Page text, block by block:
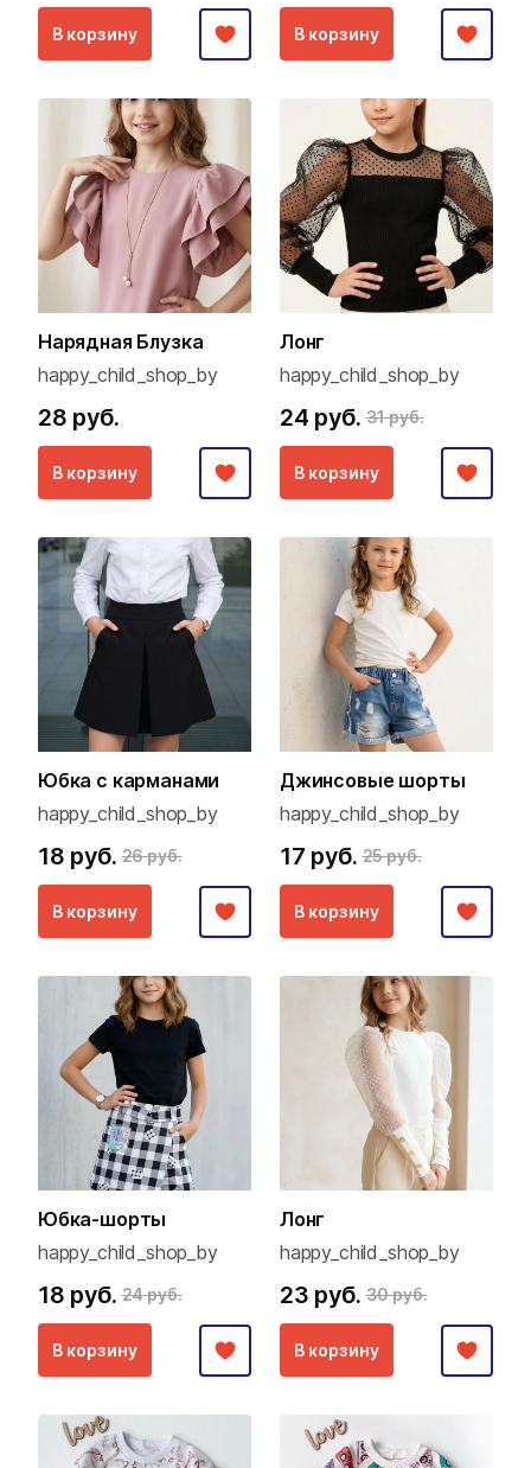
В корзину В корзину
Нарядная Блузка
happy_child_shop_by
28 руб.
В корзину
Лонг
happy_child_shop_by
24 руб. 31 руб.
В корзину
Юбка с карманами
happy_child_shop_by
18 руб. 26 руб.
В корзину
Джинсовые шорты
happy_child_shop_by
17 руб. 25 руб.
В корзину
Юбка-шорты
happy_child_shop_by
18 руб. 24 руб.
В корзину
Лонг
happy_child_shop_by
23 руб. 30 руб.
В корзину